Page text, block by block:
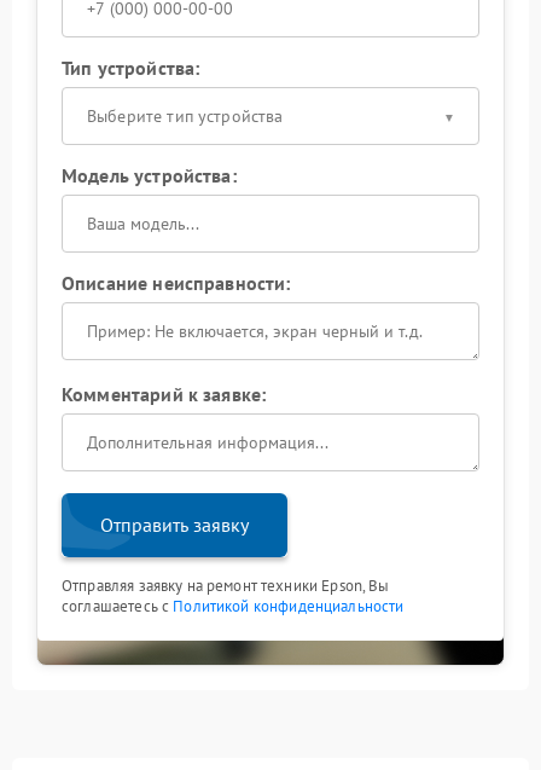
Тип устройства:
Выберите тип устройства
Модель устройства:
Описание неисправности:
Комментарий к заявке:
Отправить заявку
Отправляя заявку на ремонт техники Epson, Вы
соглашаетесь с Политикой конфиденциальности